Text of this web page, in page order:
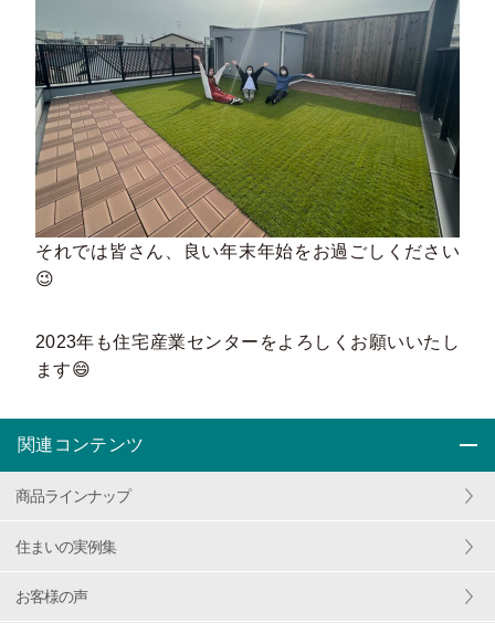
それでは皆さん、良い年末年始をお過ごしください
😉
2023年も住宅産業センターをよろしくお願いいたし
ます😄
関連コンテンツ
商品ラインナップ
住まいの実例集
お客様の声